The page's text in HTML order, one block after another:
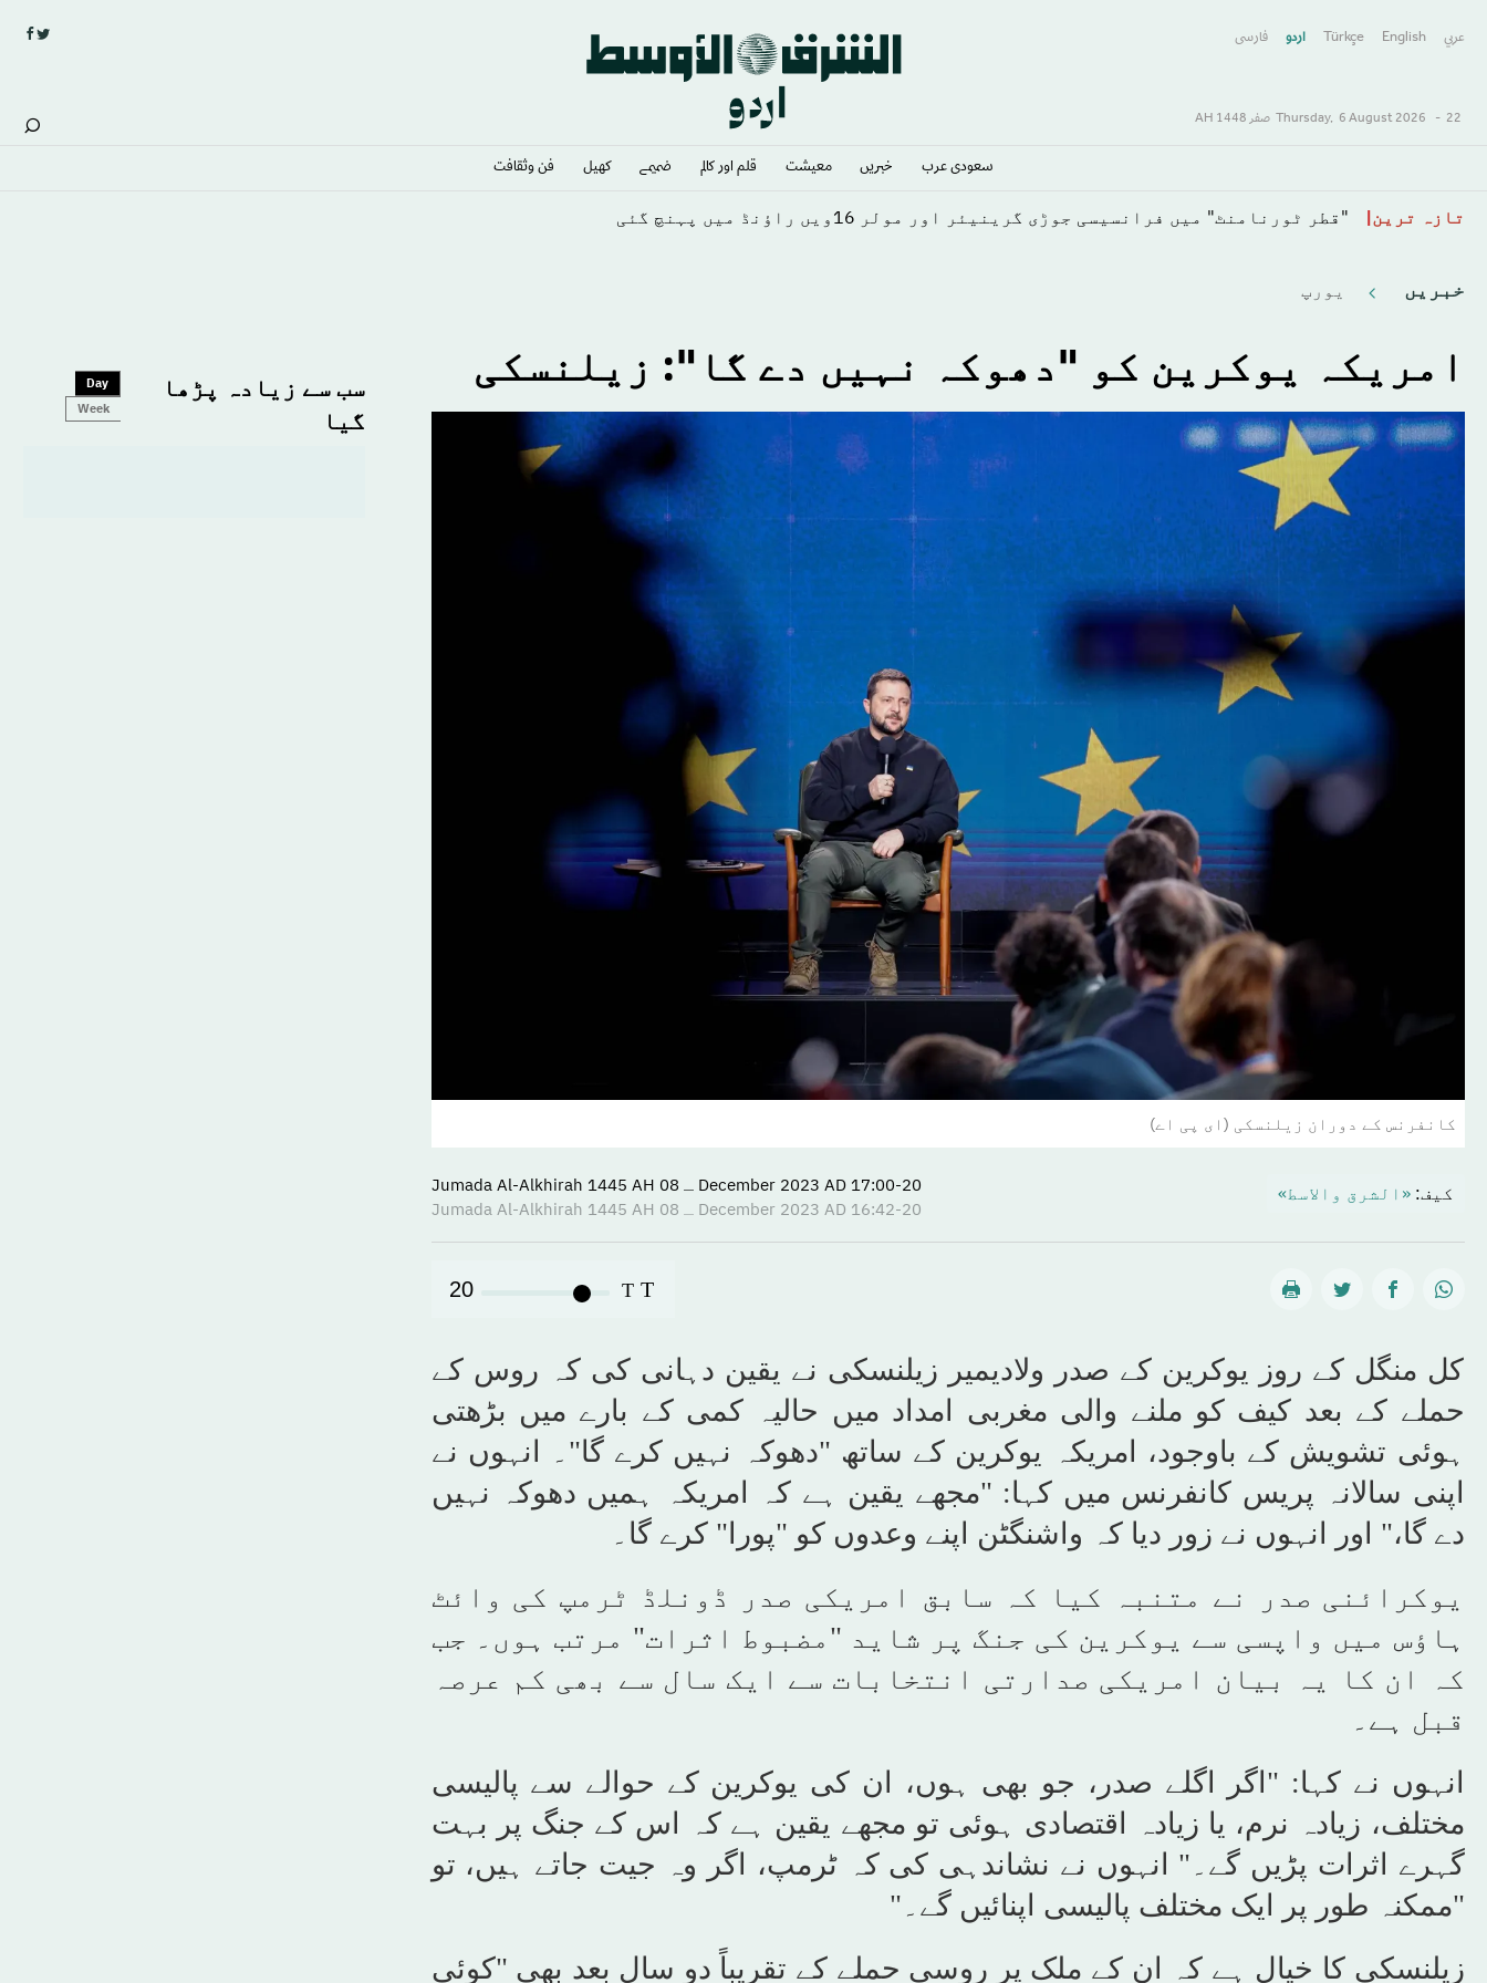
عربي English
Türkçe اردو فارسى
Thursday, 6 August 2026 - 22 صفر 1448 AH
سعودى عرب خبريں معيشت قلم اور كالم ضميمے كهيل فن وثقافت
content
تازہ ترین
خبريں يورپ
امریکہ یوکرین کو "دھوکہ نہیں دے گا": زیلنسکی
کانفرنس کے دوران زیلنسکی (ای پی اے)
کیف: «الشرق والاسط»
17:00-20 December 2023 AD ـ 08 Jumada Al-Alkhirah 1445 AH
16:42-20 December 2023 AD ـ 08 Jumada Al-Alkhirah 1445 AH
T
T
20
کل منگل کے روز یوکرین کے صدر ولادیمیر زیلنسکی نے یقین دہانی کی کہ روس کے
حملے کے بعد کیف کو ملنے والی مغربی امداد میں حالیہ کمی کے بارے میں بڑھتی
ہوئی تشویش کے باوجود، امریکہ یوکرین کے ساتھ "دھوکہ نہیں کرے گا"۔ انہوں نے
اپنی سالانہ پریس کانفرنس میں کہا: "مجھے یقین ہے کہ امریکہ ہمیں دھوکہ نہیں
دے گا،" اور انہوں نے زور دیا کہ واشنگٹن اپنے وعدوں کو "پورا" کرے گا۔
یوکرائنی صدر نے متنبہ کیا کہ سابق امریکی صدر ڈونلڈ ٹرمپ کی وائٹ
ہاؤس میں واپسی سے یوکرین کی جنگ پر شاید "مضبوط اثرات" مرتب ہوں۔ جب
کہ ان کا یہ بیان امریکی صدارتی انتخابات سے ایک سال سے بھی کم عرصہ
قبل ہے۔
انہوں نے کہا: "اگر اگلے صدر، جو بھی ہوں، ان کی یوکرین کے حوالے سے پالیسی
مختلف، زیادہ نرم، یا زیادہ اقتصادی ہوئی تو مجھے یقین ہے کہ اس کے جنگ پر بہت
گہرے اثرات پڑیں گے۔" انہوں نے نشاندہی کی کہ ٹرمپ، اگر وہ جیت جاتے ہیں، تو
"ممکنہ طور پر ایک مختلف پالیسی اپنائیں گے۔"
زیلنسکی کا خیال ہے کہ ان کے ملک پر روسی حملے کے تقریباً دو سال بعد بھی "کوئی
سب سے زیادہ پڑھا
گیا
Day
Week